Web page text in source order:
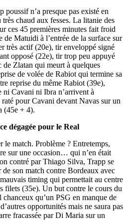
poussif n’a presque pas existé en
chaud aux fesses. La litanie des
ces 45 premières minutes fait froid
Matuidi à l’entrée de la surface sur
très actif (20e), tir enveloppé signé
opposé (22e), tir trop peu appuyé
Zlatan qui meurt à quelques
de volée de Rabiot qui termine sa
reprise du même Rabiot (39e),
Cavani ni Ibra n’arrivent à
pour Cavani devant Navas sur un
(45e + 4).
dégagée pour le Real
le match. Problème ? Entretemps,
sur une occasion… qui n’en était
contré par Thiago Silva, Trapp se
son match contre Bordeaux avec
timing qui permettait au centre
filets (35e). Un but contre le cours du
qu’un PSG en manque de
opportunités mais ne saura pas
fracassée par Di Maria sur un